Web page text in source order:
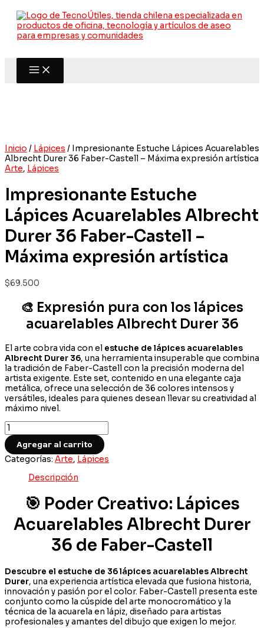
contenido
Inicio / Lápices / Impresionante Estuche Lápices Acuarelables
Albrecht Durer 36 Faber-Castell – Máxima expresión artística
Arte, Lápices
Impresionante Estuche
Lápices Acuarelables Albrecht
Durer 36 Faber-Castell –
Máxima expresión artística
$69.500
🎨 Expresión pura con los lápices
acuarelables Albrecht Durer 36
El arte cobra vida con el estuche de lápices acuarelables
Albrecht Durer 36, una herramienta insuperable que combina
la tradición de Faber-Castell con la precisión moderna del
artista exigente. Este set, contenido en una elegante caja
metálica, ofrece una selección de 36 colores intensos y
versátiles, ideales para quienes desean llevar su creatividad al
máximo nivel.
Impresionante
Estuche
Lápices
Acuarelables
Albrecht
Faber-
Castell
Máxima
Agregar al carrito
Categorías: Arte, Lápices
Descripción
🎯 Poder Creativo: Lápices
Acuarelables Albrecht Durer
36 de Faber-Castell
Descubre el estuche de 36 lápices acuarelables Albrecht
Durer, una experiencia artística elevada que fusiona historia,
innovación y pasión por el color. Faber-Castell presenta este
conjunto como la cúspide del arte monocromático y la
técnica de la acuarela en lápiz, diseñado para artistas
profesionales y amantes del dibujo que exigen lo mejor.